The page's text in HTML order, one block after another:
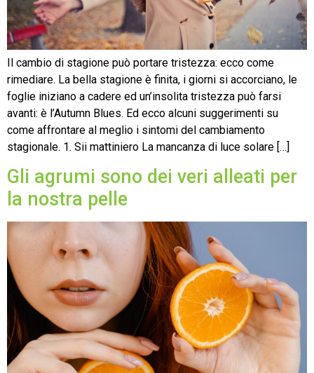
Il cambio di stagione può portare tristezza: ecco come
rimediare. La bella stagione è finita, i giorni si accorciano, le
foglie iniziano a cadere ed un’insolita tristezza può farsi
avanti: è l’Autumn Blues. Ed ecco alcuni suggerimenti su
come affrontare al meglio i sintomi del cambiamento
stagionale. 1. Sii mattiniero La mancanza di luce solare […]
Gli agrumi sono dei veri alleati per
la nostra pelle